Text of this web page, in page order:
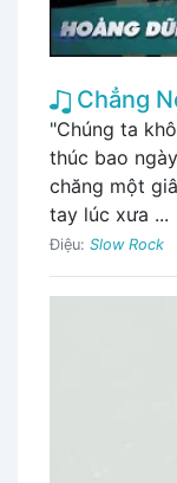
Chẳng
"Chúng ta
thúc bao
chăng một
tay lúc xưa ...
Điệu: Slow Rock